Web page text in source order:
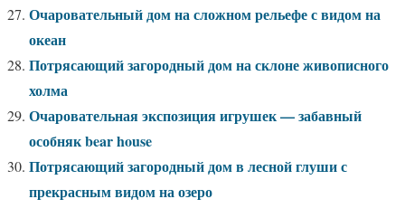
Очаровательный дом на сложном рельефе с видом на
океан
Потрясающий загородный дом на склоне живописного
холма
Очаровательная экспозиция игрушек — забавный
особняк bear house
Потрясающий загородный дом в лесной глуши с
прекрасным видом на озеро